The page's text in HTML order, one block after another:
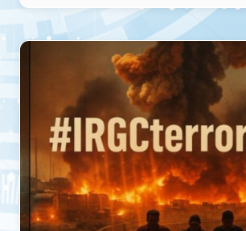
نماد
فروپاشی
و
رفراندوم
آزاد